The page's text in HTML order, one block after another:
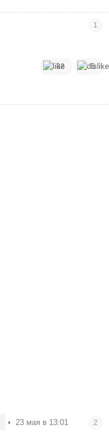
1
32 5
• 23 мая в 13:01 2